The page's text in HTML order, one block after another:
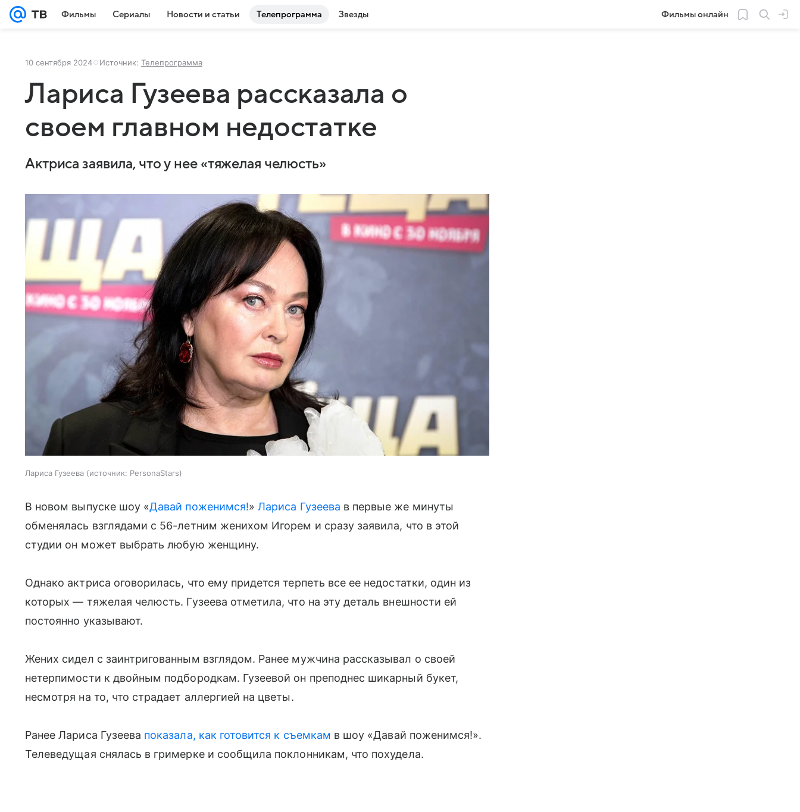
Фильмы Сериалы Новости и статьи Телепрограмма Звезды Фильмы онлайн
10 сентября 2024 Источник: Телепрограмма
Лариса Гузеева рассказала о
своем главном недостатке
Актриса заявила, что у нее «тяжелая челюсть»
Лариса Гузеева источник: PersonaStars
В новом выпуске шоу «Давай поженимся!»Лариса Гузеева в первые же минуты
обменялась взглядами с 56-летним женихом Игорем и сразу заявила, что в этой
студии он может выбрать любую женщину.
Однако актриса оговорилась, что ему придется терпеть все ее недостатки, один из
которых — тяжелая челюсть. Гузеева отметила, что на эту деталь внешности ей
постоянно указывают.
Жених сидел с заинтригованным взглядом. Ранее мужчина рассказывал о своей
нетерпимости к двойным подбородкам. Гузеевой он преподнес шикарный букет,
несмотря на то, что страдает аллергией на цветы.
Ранее Лариса Гузеева показала, как готовится к съемкам в шоу «Давай поженимся!».
Телеведущая снялась в гримерке и сообщила поклонникам, что похудела.